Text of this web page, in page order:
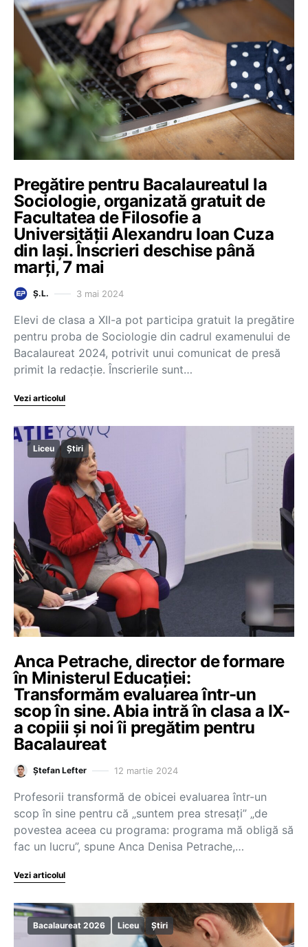
Pregătire pentru Bacalaureatul la
Sociologie, organizată gratuit de
Facultatea de Filosofie a
Universității Alexandru Ioan Cuza
din Iași. Înscrieri deschise până
marți, 7 mai
Ș.L. 3 mai 2024
Elevi de clasa a XII-a pot participa gratuit la pregătire
pentru proba de Sociologie din cadrul examenului de
Bacalaureat 2024, potrivit unui comunicat de presă
primit la redacție. Înscrierile sunt…
Vezi articolul
Liceu Știri
Anca Petrache, director de formare
în Ministerul Educației:
Transformăm evaluarea într-un
scop în sine. Abia intră în clasa a IX-
a copiii și noi îi pregătim pentru
Bacalaureat
Ștefan Lefter 12 martie 2024
Profesorii transformă de obicei evaluarea într-un
scop în sine pentru că „suntem prea stresați” „de
povestea aceea cu programa: programa mă obligă să
fac un lucru”, spune Anca Denisa Petrache,…
Vezi articolul
Bacalaureat 2026 Liceu Știri